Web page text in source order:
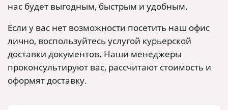
нас будет выгодным, быстрым и удобным.
Если у вас нет возможности посетить наш офис
лично, воспользуйтесь услугой курьерской
доставки документов. Наши менеджеры
проконсультируют вас, рассчитают стоимость и
оформят доставку.